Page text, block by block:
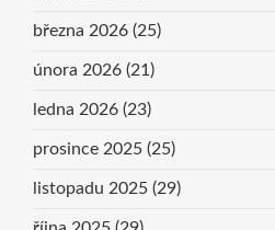
března 2026 (25)
února 2026 (21)
ledna 2026 (23)
prosince 2025 (25)
listopadu 2025 (29)